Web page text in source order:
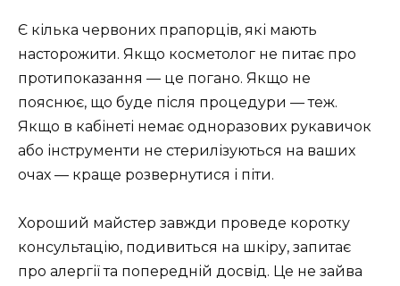
Є кілька червоних прапорців, які мають
насторожити. Якщо косметолог не питає про
протипоказання — це погано. Якщо не
пояснює, що буде після процедури — теж.
Якщо в кабінеті немає одноразових рукавичок
або інструменти не стерилізуються на ваших
очах — краще розвернутися і піти.
Хороший майстер завжди проведе коротку
консультацію, подивиться на шкіру, запитає
про алергії та попередній досвід. Це не зайва